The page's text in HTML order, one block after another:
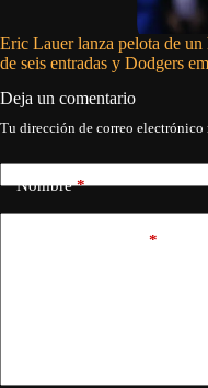
Eric Lauer lanza pelota de
de seis entradas y Dodgers
Deja un comentario
Tu dirección de correo electrónico
Nombre*
*